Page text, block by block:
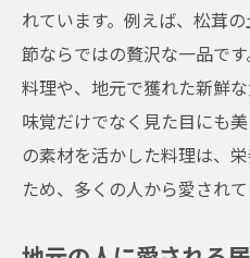
れています。例えば、松茸
節ならではの贅沢な一品で
料理や、地元で獲れた新鮮
味覚だけでなく見た目にも
の素材を活かした料理は、
ため、多くの人から愛されて